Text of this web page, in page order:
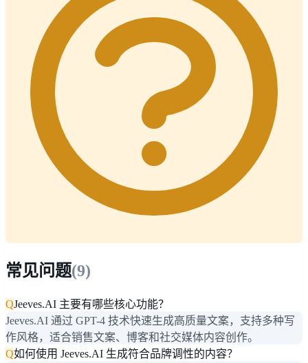
常见问题(9)
QJeeves.AI 主要有哪些核心功能？
Jeeves.AI 通过 GPT-4 技术快速生成高质量文案，支持多种写
作风格，适合销售文案、博客和社交媒体内容创作。
Q如何使用 Jeeves.AI 生成符合品牌调性的内容？